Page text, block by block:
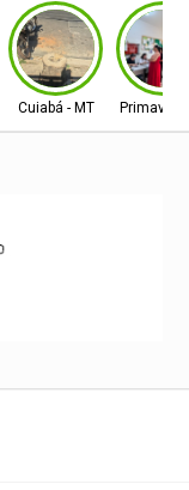
Cuiabá - MT